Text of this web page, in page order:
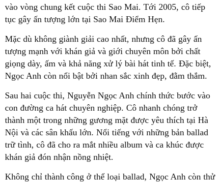
vào vòng chung kết cuộc thi Sao Mai. Tới 2005, cô tiếp
tục gây ấn tượng lớn tại Sao Mai Điểm Hẹn.
Mặc dù không giành giải cao nhất, nhưng cô đã gây ấn
tượng mạnh với khán giả và giới chuyên môn bởi chất
giọng dày, ấm và khả năng xử lý bài hát tinh tế. Đặc biệt,
Ngọc Anh còn nổi bật bởi nhan sắc xinh đẹp, đằm thắm.
Sau hai cuộc thi, Nguyễn Ngọc Anh chính thức bước vào
con đường ca hát chuyên nghiệp. Cô nhanh chóng trở
thành một trong những gương mặt được yêu thích tại Hà
Nội và các sân khấu lớn. Nổi tiếng với những bản ballad
trữ tình, cô đã cho ra mắt nhiều album và ca khúc được
khán giả đón nhận nồng nhiệt.
Không chỉ thành công ở thể loại ballad, Ngọc Anh còn thử